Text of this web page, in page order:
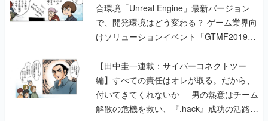
合環境「Unreal Engine」最新バージョン
で、開発環境はどう変わる？ ゲーム業界向
けソリューションイベント「GTMF2019」
に行って、より理解を深めよう【PR】
【田中圭一連載：サイバーコネクトツー
編】すべての責任はオレが取る。だから、
付いてきてくれないか──男の熱意はチーム
解散の危機を救い、『.hack』成功の活路を